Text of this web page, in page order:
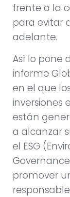
frente a la
para evitar
adelante.
Así lo pone
informe
en el que
inversiones
están
a alcanzar
el ESG
promover